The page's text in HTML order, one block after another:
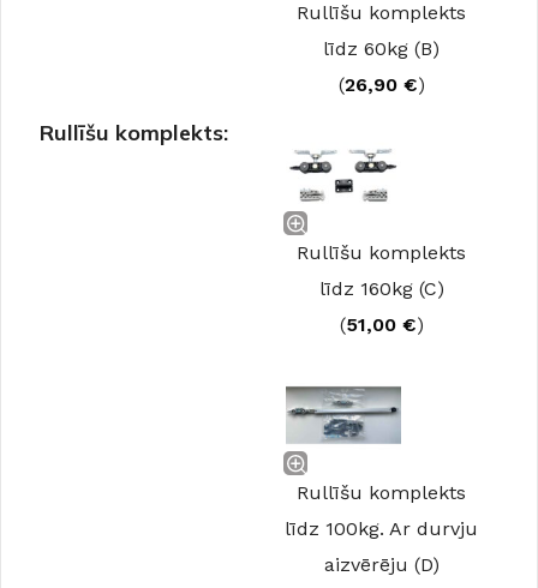
Rullīšu komplekts:
Rullīšu komplekts
līdz 60kg (B)
(26,90 €)
Rullīšu komplekts
līdz 160kg (C)
(51,00 €)
Rullīšu komplekts
līdz 100kg. Ar durvju
aizvērēju (D)